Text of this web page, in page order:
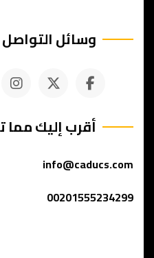
وسائل
أقرب إليك مما
info@caducs.com
00201555234299